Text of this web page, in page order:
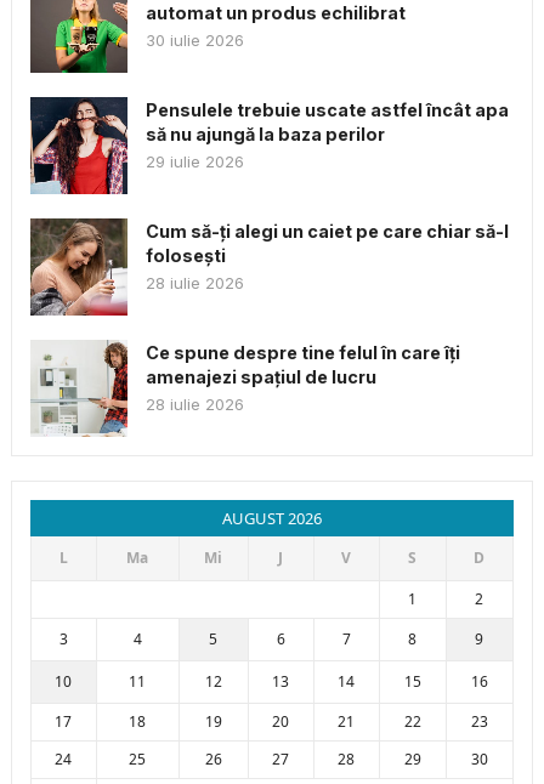
automat un produs echilibrat
30 iulie 2026
Pensulele trebuie uscate astfel încât apa
să nu ajungă la baza perilor
29 iulie 2026
Cum să-ți alegi un caiet pe care chiar să-l
folosești
28 iulie 2026
Ce spune despre tine felul în care îți
amenajezi spațiul de lucru
28 iulie 2026
AUGUST 2026
L Ma Mi J V S
D
1
2
3
4 5 6 7 8 9
10 11 12 13 14 15
16
17
18 19 20 21 22
23
24
25 26 27 28 29
30